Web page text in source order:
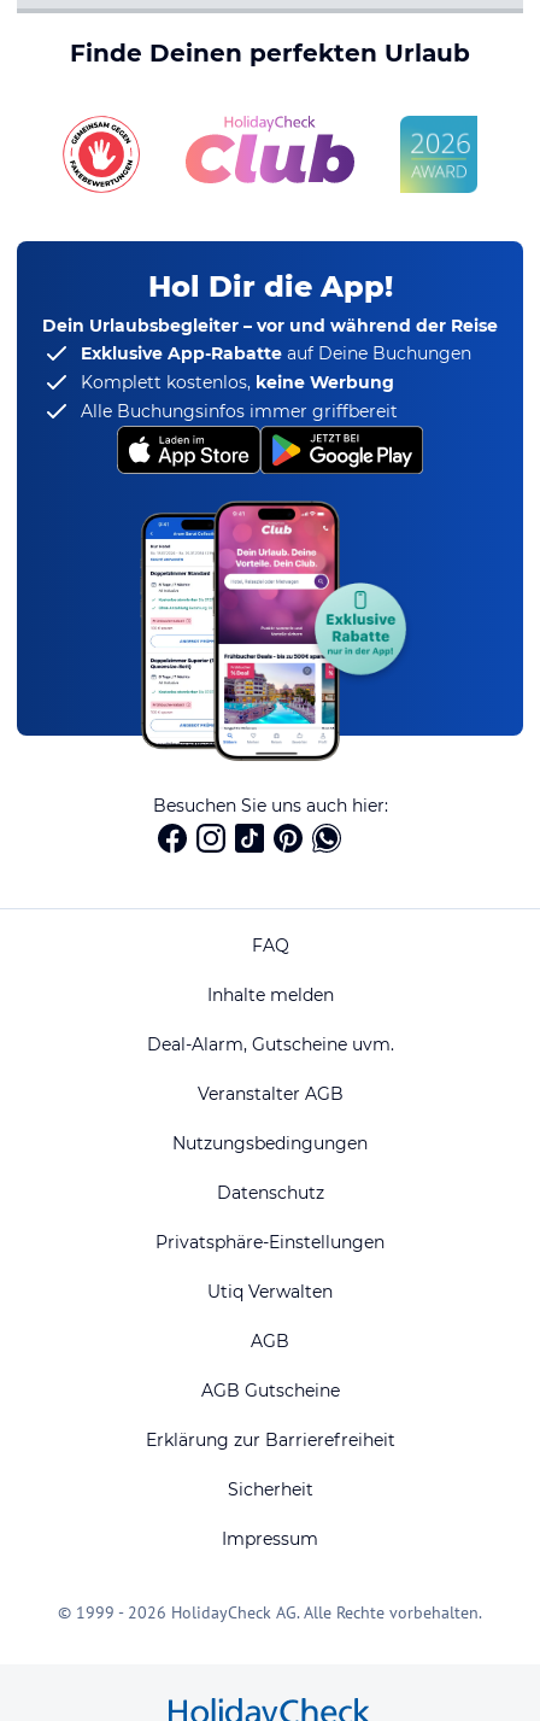
Finde Deinen perfekten Urlaub
Hol Dir die App!
Dein Urlaubsbegleiter – vor und während der Reise
Exklusive App-Rabatte auf Deine Buchungen
Komplett kostenlos, keine Werbung
Alle Buchungsinfos immer griffbereit
Besuchen Sie uns auch hier:
FAQ
Inhalte melden
Deal-Alarm, Gutscheine uvm.
Veranstalter AGB
Nutzungsbedingungen
Datenschutz
Privatsphäre-Einstellungen
Utiq Verwalten
AGB
AGB Gutscheine
Erklärung zur Barrierefreiheit
Sicherheit
Impressum
© 1999 - 2026 HolidayCheck AG. Alle Rechte vorbehalten.